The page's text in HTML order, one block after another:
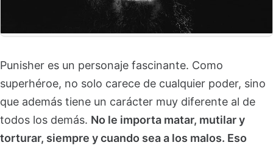
Punisher es un personaje fascinante. Como
superhéroe, no solo carece de cualquier poder, sino
que además tiene un carácter muy diferente al de
todos los demás. No le importa matar, mutilar y
torturar, siempre y cuando sea a los malos. Eso